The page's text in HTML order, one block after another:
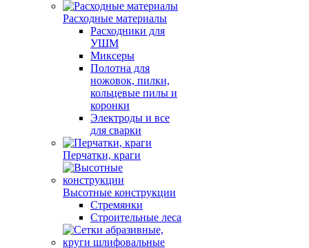
Расходные материалы
Расходники для
УШМ
Миксеры
Полотна для
ножовок, пилки,
кольцевые пилы и
коронки
Электроды и все
для сварки
Перчатки, краги
Высотные конструкции
Стремянки
Строительные леса